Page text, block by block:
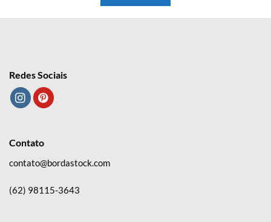
Redes Sociais
Contato
contato@bordastock.com
(62) 98115-3643